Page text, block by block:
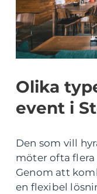
Olika
event i
Den som vill
möter ofta
Genom att
en flexibel